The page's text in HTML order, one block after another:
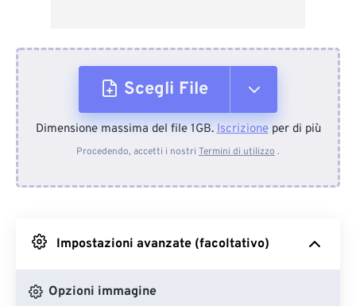
Scegli File
Dal dispositivo
Da Google Drive
Dimensione massima del file 1GB.Iscrizioneper di più
Procedendo, accetti i nostri Termini di utilizzo .
Impostazioni avanzate (facoltativo)
Opzioni immagine